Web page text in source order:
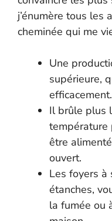
j’énumère tous les
cheminée qui me
Une
supérieure,
efficacement.
Il brûle plus
température
être
ouvert.
Les foyers à
étanches,
la fumée ou